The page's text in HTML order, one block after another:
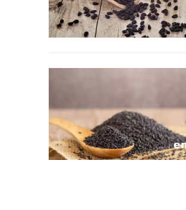
Vương Thành Công: Khi
Chấn chỉnh hoạt động kinh